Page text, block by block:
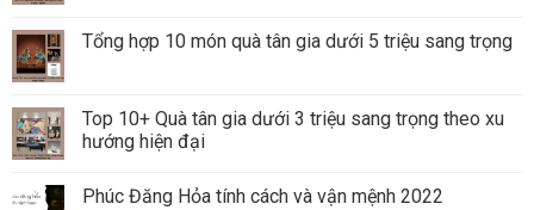
Tổng hợp 10 món quà tân gia dưới 5 triệu sang trọng
Top 10+ Quà tân gia dưới 3 triệu sang trọng theo xu
hướng hiện đại
Phúc Đăng Hỏa tính cách và vận mệnh 2022